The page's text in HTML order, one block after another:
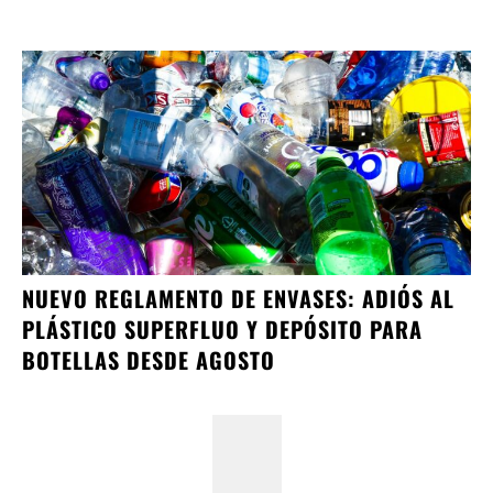
NUEVO REGLAMENTO DE ENVASES: ADIÓS AL
PLÁSTICO SUPERFLUO Y DEPÓSITO PARA
BOTELLAS DESDE AGOSTO